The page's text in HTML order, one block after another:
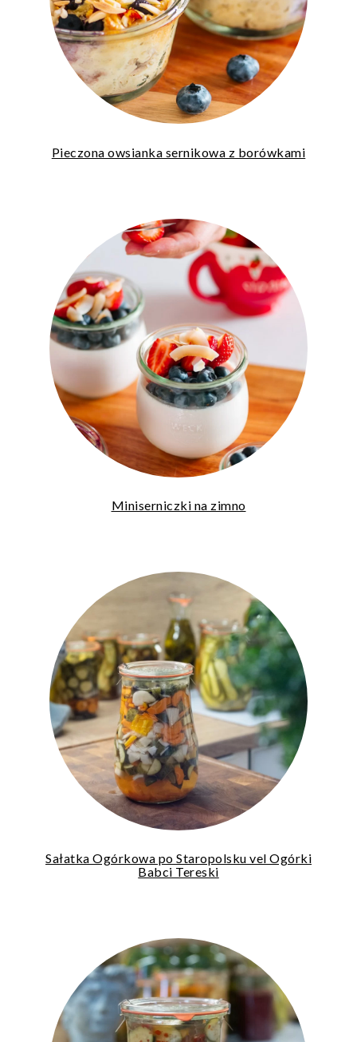
Pieczona owsianka sernikowa z borówkami
Miniserniczki na zimno
Sałatka Ogórkowa po Staropolsku vel Ogórki
Babci Tereski